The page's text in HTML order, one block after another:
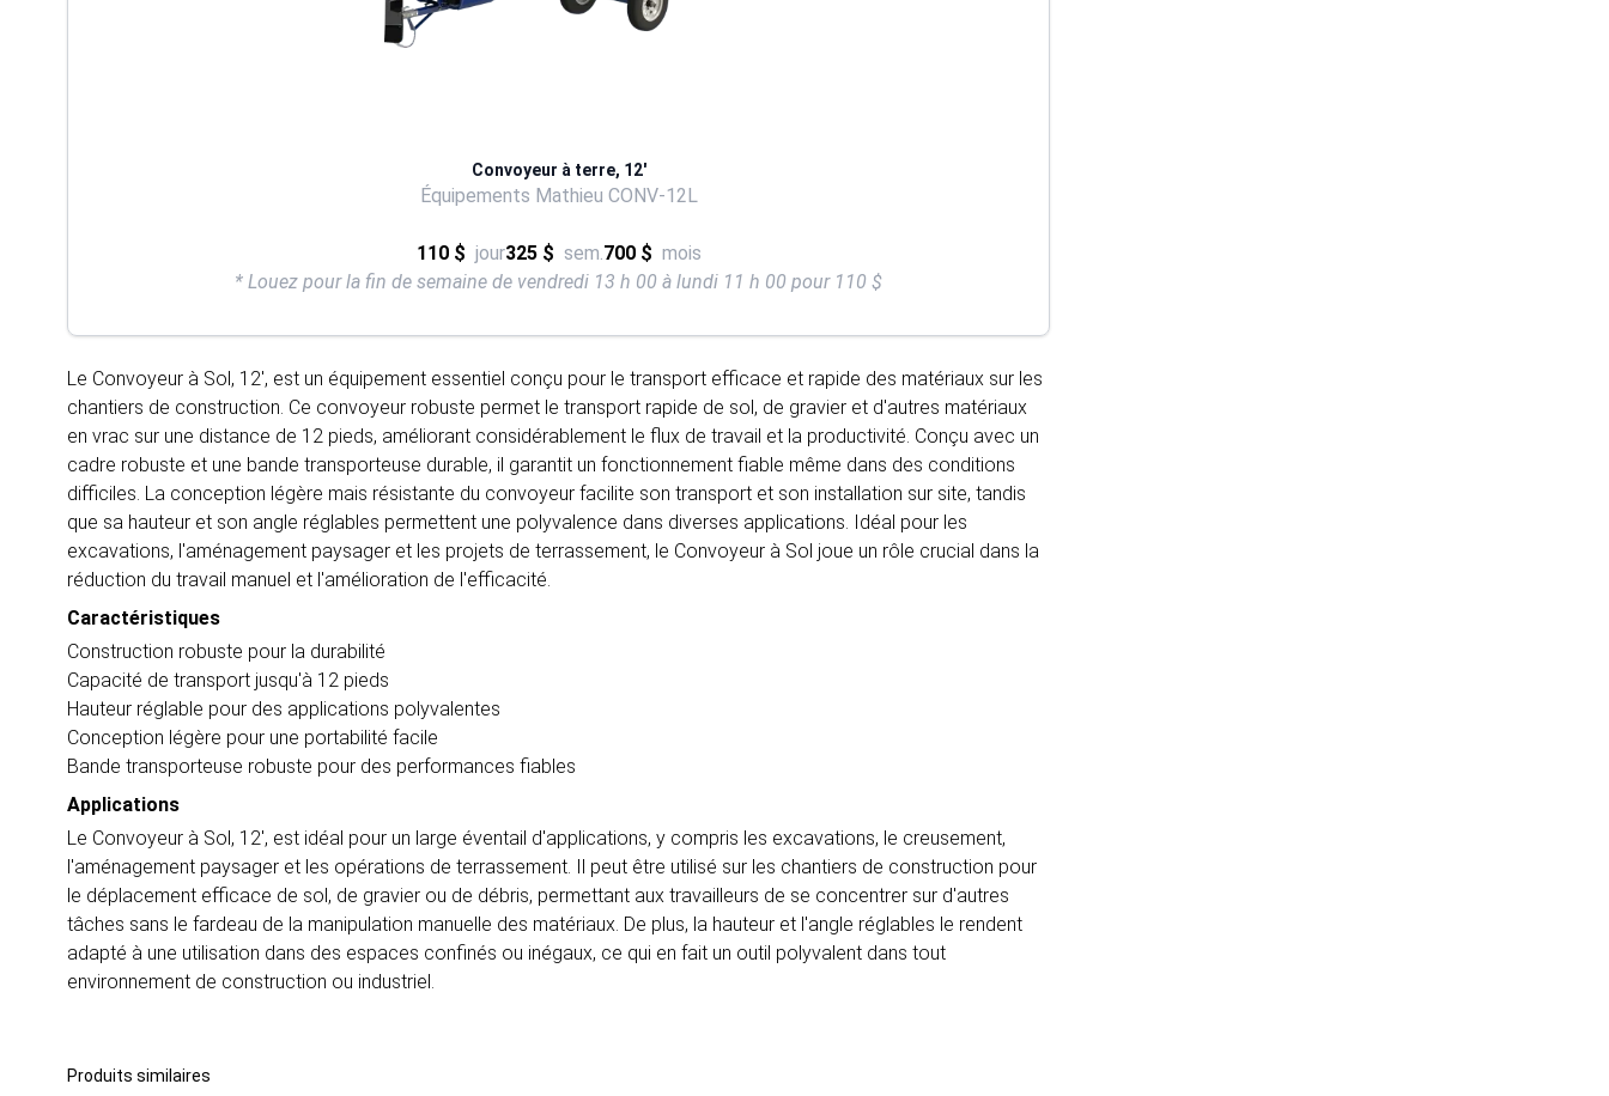
Convoyeur à terre, 12'
Équipements Mathieu CONV-12L
110 $ jour325 $ sem.700 $ mois
* Louez pour la fin de semaine de vendredi 13 h 00 à lundi 11 h 00 pour 110 $
Le Convoyeur à Sol, 12', est un équipement essentiel conçu pour le transport efficace et rapide des matériaux sur les
chantiers de construction. Ce convoyeur robuste permet le transport rapide de sol, de gravier et d'autres matériaux
en vrac sur une distance de 12 pieds, améliorant considérablement le flux de travail et la productivité. Conçu avec un
cadre robuste et une bande transporteuse durable, il garantit un fonctionnement fiable même dans des conditions
difficiles. La conception légère mais résistante du convoyeur facilite son transport et son installation sur site, tandis
que sa hauteur et son angle réglables permettent une polyvalence dans diverses applications. Idéal pour les
excavations, l'aménagement paysager et les projets de terrassement, le Convoyeur à Sol joue un rôle crucial dans la
réduction du travail manuel et l'amélioration de l'efficacité.
Caractéristiques
Construction robuste pour la durabilité
Capacité de transport jusqu'à 12 pieds
Hauteur réglable pour des applications polyvalentes
Conception légère pour une portabilité facile
Bande transporteuse robuste pour des performances fiables
Applications
Le Convoyeur à Sol, 12', est idéal pour un large éventail d'applications, y compris les excavations, le creusement,
l'aménagement paysager et les opérations de terrassement. Il peut être utilisé sur les chantiers de construction pour
le déplacement efficace de sol, de gravier ou de débris, permettant aux travailleurs de se concentrer sur d'autres
tâches sans le fardeau de la manipulation manuelle des matériaux. De plus, la hauteur et l'angle réglables le rendent
adapté à une utilisation dans des espaces confinés ou inégaux, ce qui en fait un outil polyvalent dans tout
environnement de construction ou industriel.
Produits similaires